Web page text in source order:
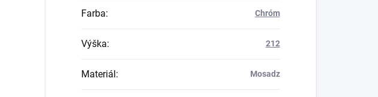
Farba: Chróm
Výška: 212
Materiál: Mosadz